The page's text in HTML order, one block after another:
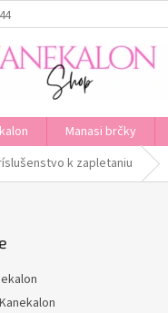
Manasi brčky
k zapletaniu